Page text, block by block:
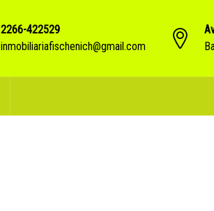
2266-422529
inmobiliariafischenich@gmail.com